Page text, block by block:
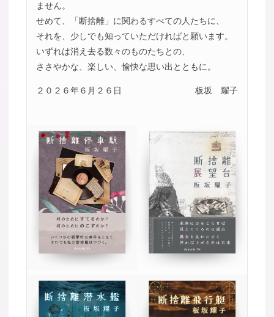
ません。
せめて、「断捨離」に関わるすべての人たちに、
それを、少しでも知っていただければと願います。
いずれは消え去る数々のものたちとの、
ささやかな、楽しい、愉快な思い出とともに。
２０２６年６月２６日 板坂 耀子